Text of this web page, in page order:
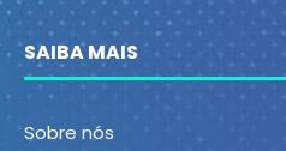
SAIBA MAIS
Sobre nós